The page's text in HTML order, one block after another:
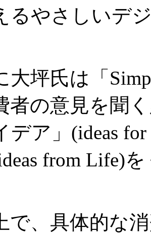
るやさしいデ
坪氏は「
者の意見を聞
デア」(ideas
from Life)
、具体的な